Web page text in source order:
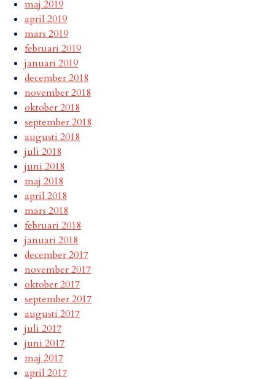
maj 2019
april 2019
mars 2019
februari 2019
januari 2019
december 2018
november 2018
oktober 2018
september 2018
augusti 2018
juli 2018
juni 2018
maj 2018
april 2018
mars 2018
februari 2018
januari 2018
december 2017
november 2017
oktober 2017
september 2017
augusti 2017
juli 2017
juni 2017
maj 2017
april 2017